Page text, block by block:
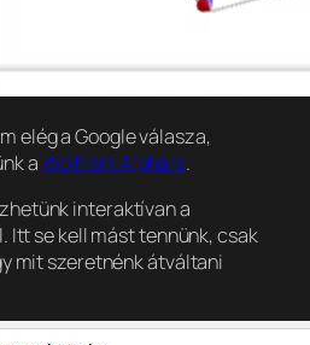
elég a Google válasza,
aWolfram Alphára.
interaktívan a
Itt se kell mást tennünk, csak
mit szeretnénk átváltani